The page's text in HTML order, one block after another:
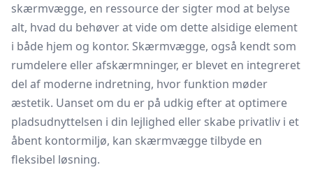
skærmvægge, en ressource der sigter mod at belyse
alt, hvad du behøver at vide om dette alsidige element
i både hjem og kontor. Skærmvægge, også kendt som
rumdelere eller afskærmninger, er blevet en integreret
del af moderne indretning, hvor funktion møder
æstetik. Uanset om du er på udkig efter at optimere
pladsudnyttelsen i din lejlighed eller skabe privatliv i et
åbent kontormiljø, kan skærmvægge tilbyde en
fleksibel løsning.